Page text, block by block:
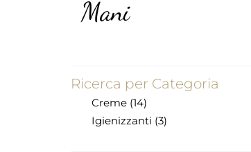
Mani
Ricerca per Categoria
Creme (14)
Igienizzanti (3)